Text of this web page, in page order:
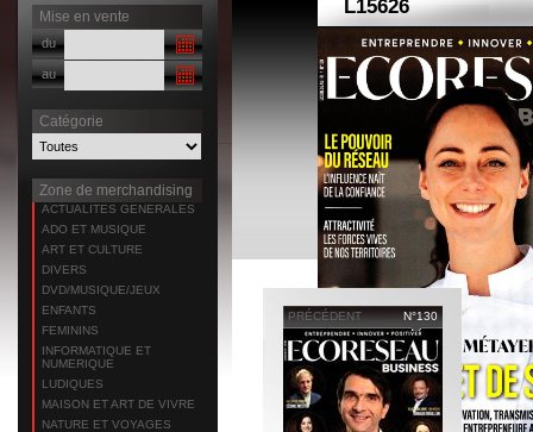
Mise en vente
du
au
Catégorie
Zone de merchandising
ACTUALITES GENERALES
ADO ET MUSIQUE
ART ET CULTURE
DIVERS
DVD/MUSIQUE/JEUX
ENFANTS
FEMININS
INFORMATIQUE ET
NUMERIQUE
LUDIQUES
MAISON ET ART DE VIVRE
NATURE ET VOYAGES
PRÉCÉDENT N°130